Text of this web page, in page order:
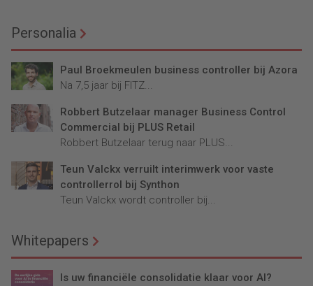
Personalia
Paul Broekmeulen business controller bij Azora
Na 7,5 jaar bij FITZ...
Robbert Butzelaar manager Business Control
Commercial bij PLUS Retail
Robbert Butzelaar terug naar PLUS...
Teun Valckx verruilt interimwerk voor vaste
controllerrol bij Synthon
Teun Valckx wordt controller bij...
Whitepapers
Is uw financiële consolidatie klaar voor AI?